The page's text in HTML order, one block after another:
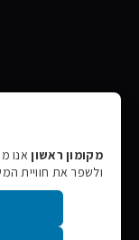
מקומון ראשוןאנו
ולשפר את חוויית